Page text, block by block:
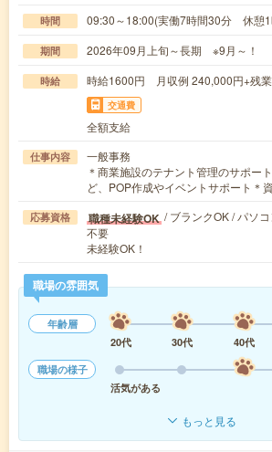
時間 09:30～18:00(実働7時間30分 休憩1
期間 2026年09月上旬～長期 ※9月～！
時給 時給1600円 月収例 240,000円+残
交通費
全額支給
仕事内容
一般事務
＊商業施設のテナント管理のサポー
ど、POP作成やイベントサポート＊
応募資格 職種未経験OK / ブランクOK / パソ
不要
未経験OK！
職場の雰囲気
年齢層
20代
30代 40代
職場の様子
活気がある
もっと見る